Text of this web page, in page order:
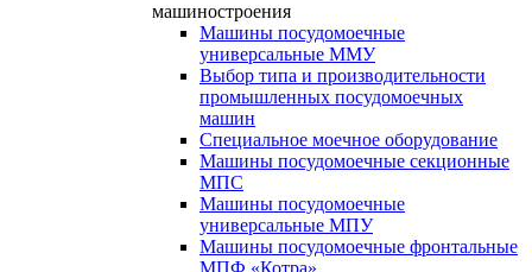
машиностроения
Машины посудомоечные
универсальные ММУ
Выбор типа и производительности
промышленных посудомоечных
машин
Специальное моечное оборудование
Машины посудомоечные секционные
МПС
Машины посудомоечные
универсальные МПУ
Машины посудомоечные фронтальные
МПФ «Котра»